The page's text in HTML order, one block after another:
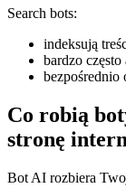
Search bots:
indeksują
bardzo
Co robią
stronę
Bot AI rozbiera